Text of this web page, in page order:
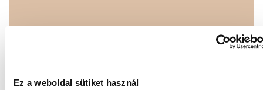
Ez a weboldal sütiket használ